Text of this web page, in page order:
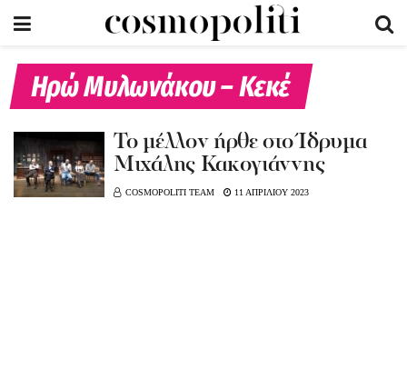
Ηρώ Μυλωνάκου – Κεκέ
Το μέλλον ήρθε στο Ίδρυμα
Μιχάλης Κακογιάννης
COSMOPOLITI TEAM 11 ΑΠΡΙΛΙΟΥ 2023